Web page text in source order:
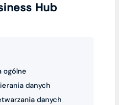
Hub
ogólne
danych
danych